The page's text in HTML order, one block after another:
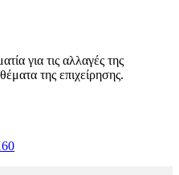
για τις αλλαγές της
της επιχείρησης.